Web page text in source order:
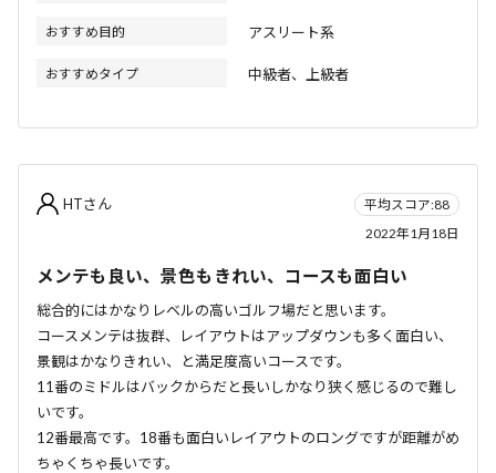
おすすめ目的 アスリート系
おすすめタイプ 中級者、上級者
HTさん
平均スコア:88
2022年1月18日
メンテも良い、景色もきれい、コースも面白い
総合的にはかなりレベルの高いゴルフ場だと思います。
コースメンテは抜群、レイアウトはアップダウンも多く面白い、
景観はかなりきれい、と満足度高いコースです。
11番のミドルはバックからだと長いしかなり狭く感じるので難し
いです。
12番最高です。18番も面白いレイアウトのロングですが距離がめ
ちゃくちゃ長いです。